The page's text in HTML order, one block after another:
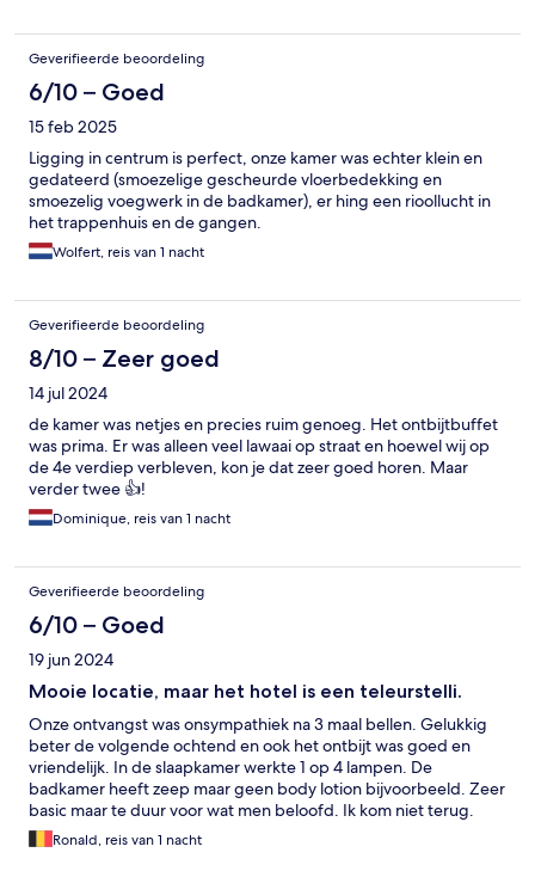
Geverifieerde beoordeling
6/10 – Goed
15 feb 2025
Ligging in centrum is perfect, onze kamer was echter klein en
gedateerd (smoezelige gescheurde vloerbedekking en
smoezelig voegwerk in de badkamer), er hing een rioollucht in
het trappenhuis en de gangen.
Wolfert, reis van 1 nacht
Geverifieerde beoordeling
8/10 – Zeer goed
14 jul 2024
de kamer was netjes en precies ruim genoeg. Het ontbijtbuffet
was prima. Er was alleen veel lawaai op straat en hoewel wij op
de 4e verdiep verbleven, kon je dat zeer goed horen. Maar
verder twee 👍!
Dominique, reis van 1 nacht
Geverifieerde beoordeling
6/10 – Goed
19 jun 2024
Mooie locatie, maar het hotel is een teleurstelli.
Onze ontvangst was onsympathiek na 3 maal bellen. Gelukkig
beter de volgende ochtend en ook het ontbijt was goed en
vriendelijk. In de slaapkamer werkte 1 op 4 lampen. De
badkamer heeft zeep maar geen body lotion bijvoorbeeld. Zeer
basic maar te duur voor wat men beloofd. Ik kom niet terug.
Ronald, reis van 1 nacht